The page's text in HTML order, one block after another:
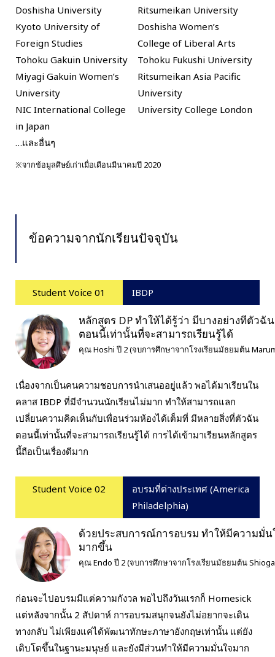
Doshisha University
Ritsumeikan University
Kyoto University of
Foreign Studies
Doshisha Women’s
College of Liberal Arts
Tohoku Gakuin University
Tohoku Fukushi University
Miyagi Gakuin Women’s
University
Ritsumeikan Asia Pacific
University
NIC International College
in Japan
University College London
…และอื่นๆ
※จากข้อมูลศิษย์เก่าเมื่อเดือนมีนาคมปี 2020
ข้อความจากนักเรียนปัจจุบัน
Student Voice 01 IBDP
หลักสูตร DP ทำให้ได้รู้ว่า มีบางอย่างทีตัวฉัน
ตอนนี้เท่านั้นที่จะสามารถเรียนรู้ได้
คุณ Hoshi ปี 2 (จบการศึกษาจากโรงเรียนมัธยมต้น
เนื่องจากเป็นคนความชอบการนำเสนออยู่แล้ว พอได้มาเรียนใน
คลาส IBDP ที่มีจำนวนนักเรียนไม่มาก ทำให้สามารถแลก
เปลี่ยนความคิดเห็นกับเพื่อนร่วมห้องได้เต็มที่ มีหลายสิ่งที่ตัวฉัน
ตอนนี้เท่านั้นที่จะสามารถเรียนรู้ได้ การได้เข้ามาเรียนหลักสูตร
นี้ถือเป็นเรื่องดีมาก
Student Voice 02
อบรมที่ต่างประเทศ (America
Philadelphia)
ด้วยประสบการณ์การอบรม ทำให้มีความมั่น
มากขึ้น
คุณ Endo ปี 2 (จบการศึกษาจากโรงเรียนมัธยมต้น
ก่อนจะไปอบรมมีแต่ความกังวล พอไปถึงวันแรกก็ Homesick
แต่หลังจากนั้น 2 สัปดาห์ การอบรมสนุกจนยังไม่อยากจะเดิน
ทางกลับ ไม่เพียงแค่ได้พัฒนาทักษะภาษาอังกฤษเท่านั้น แต่ยัง
เติบโตขึ้นในฐานะมนุษย์ และยังมีส่วนทำให้มีความมั่นใจมาก